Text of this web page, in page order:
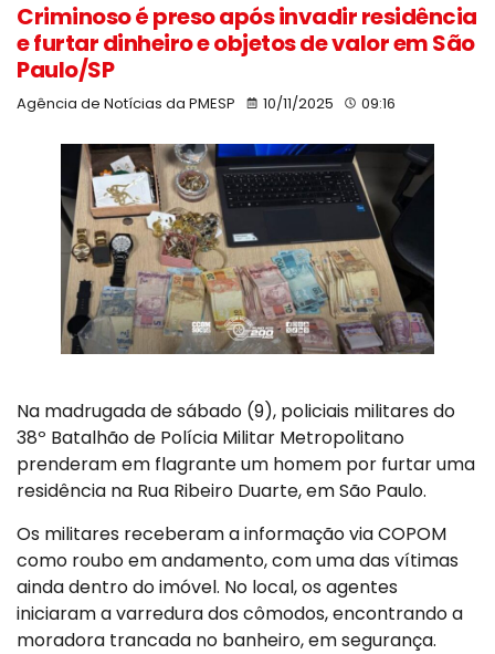
Criminoso é preso após invadir residência
e furtar dinheiro e objetos de valor em São
Paulo/SP
Agência de Notícias da PMESP 10/11/2025 09:16
Na madrugada de sábado (9), policiais militares do
38º Batalhão de Polícia Militar Metropolitano
prenderam em flagrante um homem por furtar uma
residência na Rua Ribeiro Duarte, em São Paulo.
Os militares receberam a informação via COPOM
como roubo em andamento, com uma das vítimas
ainda dentro do imóvel. No local, os agentes
iniciaram a varredura dos cômodos, encontrando a
moradora trancada no banheiro, em segurança.